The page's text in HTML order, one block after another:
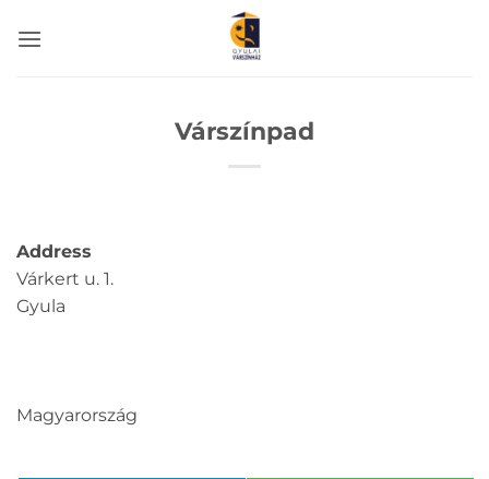
Várszínpad
Address
Várkert u. 1.
Gyula
Magyarország